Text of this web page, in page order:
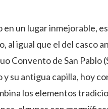
en un lugar inmejorable,
al igual que el del casco
Convento de San Pablo
y su antigua capilla, hoy
los elementos